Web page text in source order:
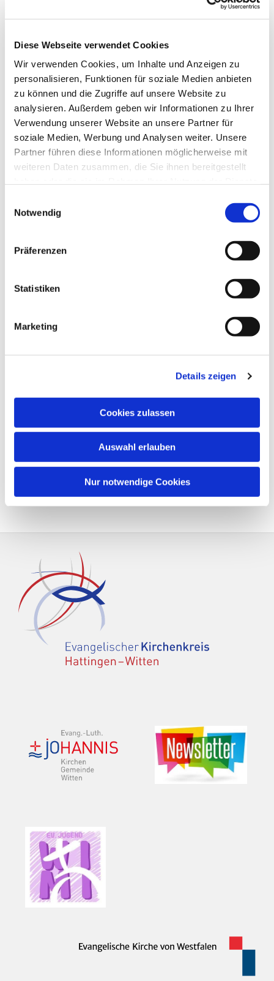
Diese Webseite verwendet Cookies
Wir verwenden Cookies, um Inhalte und Anzeigen zu
personalisieren, Funktionen für soziale Medien anbieten
zu können und die Zugriffe auf unsere Website zu
analysieren. Außerdem geben wir Informationen zu Ihrer
Verwendung unserer Website an unsere Partner für
soziale Medien, Werbung und Analysen weiter. Unsere
Partner führen diese Informationen möglicherweise mit
weiteren Daten zusammen, die Sie ihnen bereitgestellt
Notwendig
Präferenzen
Statistiken
Marketing
Details zeigen
Cookies zulassen
Auswahl erlauben
Nur notwendige Cookies
Dies könnte Sie auch